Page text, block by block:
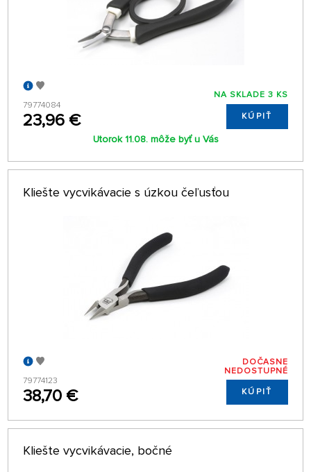
79774084
23,96 €
NA SKLADE 3 KS
KÚPIŤ
Utorok 11.08. môže byť u Vás
Kliešte vycvikávacie s úzkou čeľusťou
79774123
38,70 €
DOČASNE
NEDOSTUPNÉ
KÚPIŤ
Kliešte vycvikávacie, bočné